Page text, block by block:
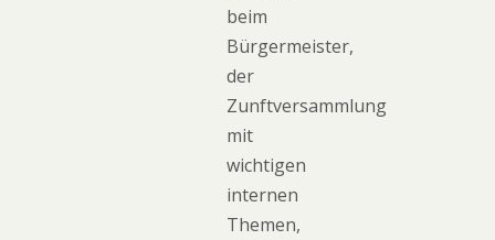
beim
Bürgermeister,
der
Zunftversammlung
mit
wichtigen
internen
Themen,